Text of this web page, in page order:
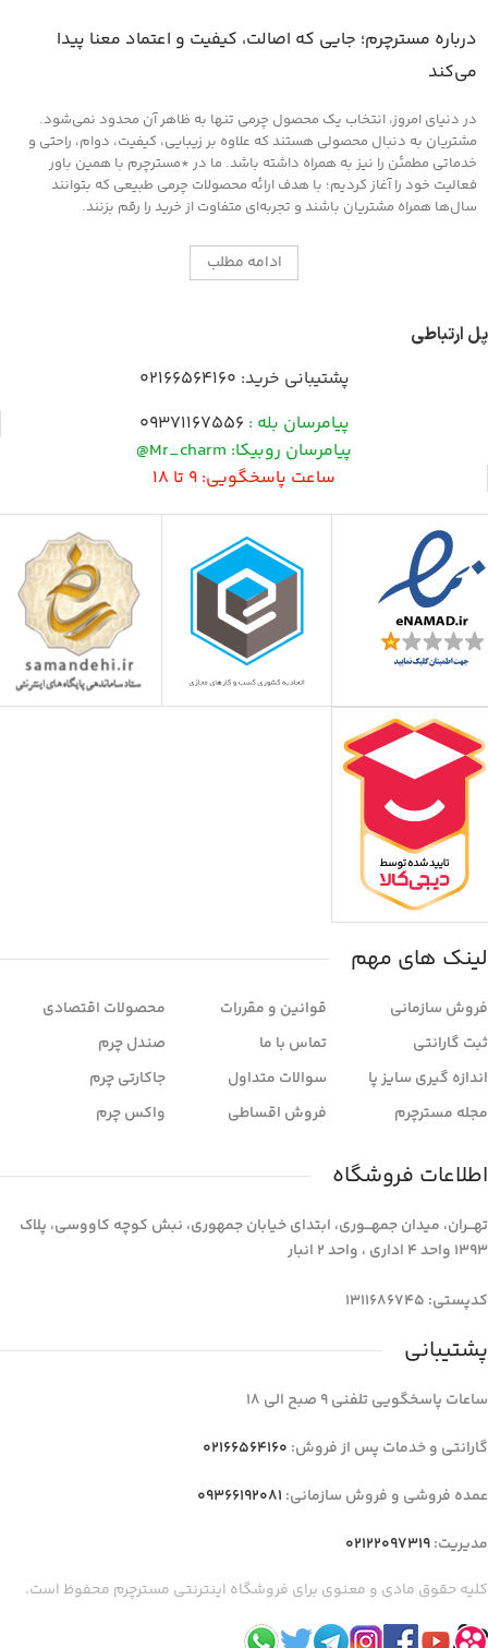
درباره مسترچرم؛ جایی که اصالت، کیفیت و اعتماد معنا پیدا
می‌کند
در دنیای امروز، انتخاب یک محصول چرمی تنها به ظاهر آن محدود نمی‌شود.
مشتریان به دنبال محصولی هستند که علاوه بر زیبایی، کیفیت، دوام، راحتی و
خدماتی مطمئن را نیز به همراه داشته باشد. ما در *مسترچرم با همین باور
فعالیت خود را آغاز کردیم؛ با هدف ارائه محصولات چرمی طبیعی که بتوانند
سال‌ها همراه مشتریان باشند و تجربه‌ای متفاوت از خرید را رقم بزنند.
ادامه مطلب
پل ارتباطی
پشتیبانی خرید: 02166564160
پیامرسان بله : 09371167556
پیامرسان روبیکا: Mr_charm@
ساعت پاسخگویی: 9 تا 18
لینک های مهم
فروش سازمانی
ثبت گارانتی
اندازه گیری سایز پا
مجله مسترچرم
قوانین و مقررات
تماس با ما
سوالات متداول
فروش اقساطی
محصولات اقتصادی
صندل چرم
جاکارتی چرم
واکس چرم
اطلاعات فروشگاه
تهـــران، میدان جمهـــوری، ابتدای خیابان جمهوری، نبش کوچه کاووسی، پلاک
1393 واحد 4 اداری ، واحد 2 انبار
کدپستی: 1311686745
پشتیبانی
ساعات پاسخگویی تلفنی 9 صبح الی 18
گارانتی و خدمات پس از فروش: 02166564160
عمده فروشی و فروش سازمانی: 09366192081
مدیریت:02122097319
کلیه حقوق مادی و معنوی برای فروشگاه اینترنتی مسترچرم محفوظ است.